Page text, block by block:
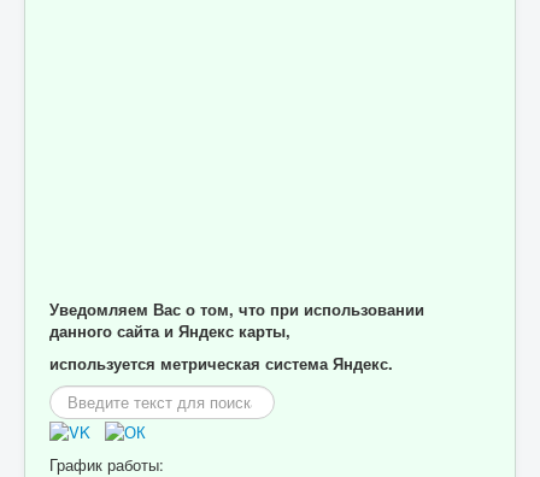
Уведомляем Вас о том, что при использовании
данного сайта и Яндекс карты,
используется метрическая система Яндекс.
Искать...
График работы: